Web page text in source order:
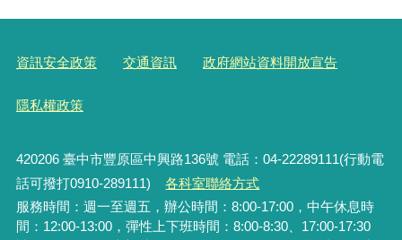
資訊安全政策 交通資訊 政府網站資料開放宣告
隱私權政策
420206臺中市豐原區中興路136號 電話：04-22289111(行動電
話可撥打0910-289111)
各科室聯絡方式
服務時間：週一至週五，辦公時間：8:00-17:00，中午休息時
間：12:00-13:00，彈性上下班時間：8:00-8:30、17:00-17:30